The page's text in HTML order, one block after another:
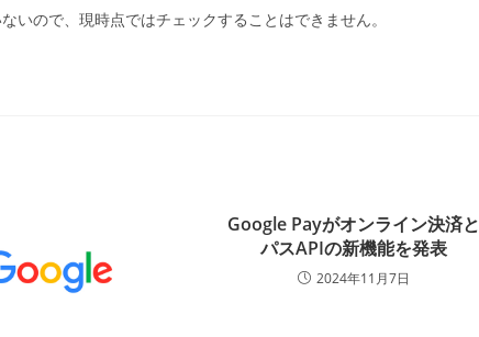
いので、現時点ではチェックすることはできません。
Google Payがオンライン決済と
パスAPIの新機能を発表
2024年11月7日